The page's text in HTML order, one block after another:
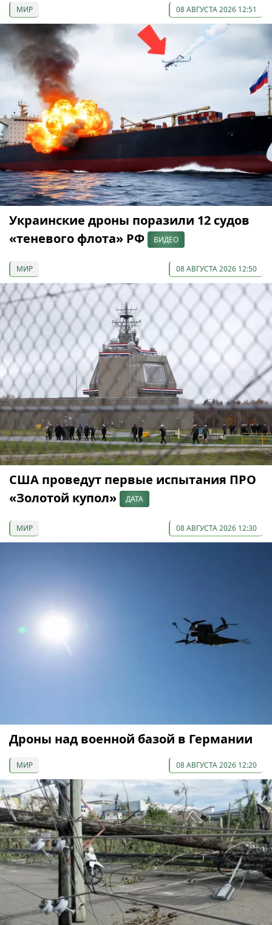
МИР 08 АВГУСТА 2026 12:51
Украинские дроны поразили 12 судов
«теневого флота» РФ
ВИДЕО
МИР 08 АВГУСТА 2026 12:50
США проведут первые испытания ПРО
«Золотой купол»
ДАТА
МИР 08 АВГУСТА 2026 12:30
Дроны над военной базой в Германии
МИР 08 АВГУСТА 2026 12:20